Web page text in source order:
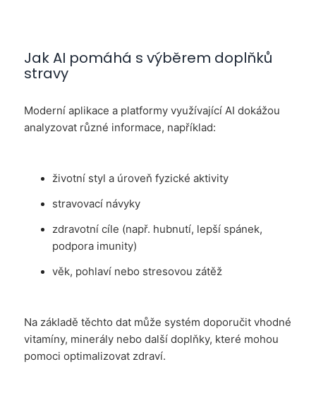
Jak AI pomáhá s výběrem doplňků
stravy
Moderní aplikace a platformy využívající AI dokážou
analyzovat různé informace, například:
životní styl a úroveň fyzické aktivity
stravovací návyky
zdravotní cíle (např. hubnutí, lepší spánek,
podpora imunity)
věk, pohlaví nebo stresovou zátěž
Na základě těchto dat může systém doporučit vhodné
vitamíny, minerály nebo další doplňky, které mohou
pomoci optimalizovat zdraví.